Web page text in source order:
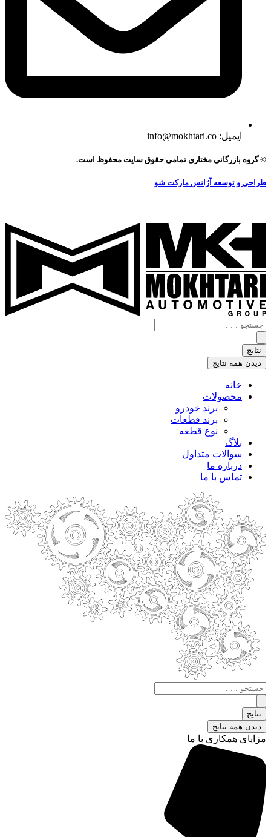
ایمیل: info@mokhtari.co
© گروه بازرگانی مختاری تمامی حقوق سایت محفوظ است.
طراحی و توسعه آژانس مارکت شو
جستجو
.
.
.
نتایج
دیدن همه نتایج
خانه
محصولات
برند خودرو
برند قطعات
نوع قطعه
بلاگ
سوالات متداول
درباره ما
تماس با ما
جستجو
.
.
.
نتایج
دیدن همه نتایج
مزایای همکاری با ما